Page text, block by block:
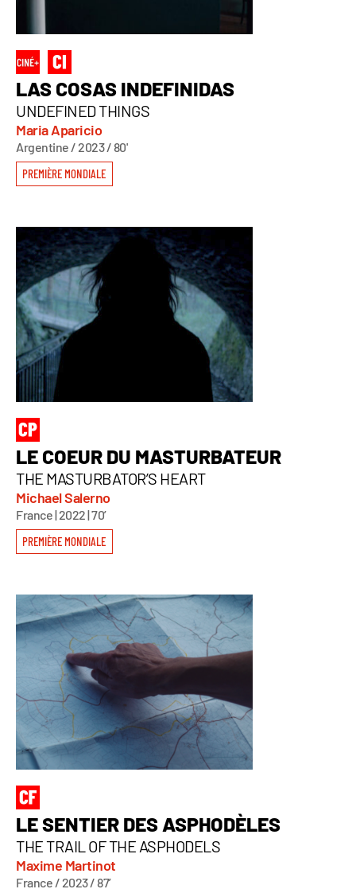
LAS COSAS INDEFINIDAS
UNDEFINED THINGS
Maria Aparicio
Argentine / 2023 / 80'
PREMIÈRE MONDIALE
LE COEUR DU MASTURBATEUR
THE MASTURBATOR’S HEART
Michael Salerno
France | 2022 | 70’
PREMIÈRE MONDIALE
LE SENTIER DES ASPHODÈLES
THE TRAIL OF THE ASPHODELS
Maxime Martinot
France / 2023 / 87’